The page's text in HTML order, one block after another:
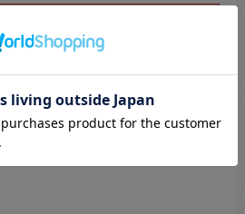
注文いただけるページです。
案内、ご相談もオンラインショップ窓
つきましてもご確認、ご了承の上、ご注
たします。